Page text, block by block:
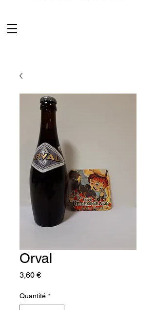
Orval
3,60 €Prix
Quantité *